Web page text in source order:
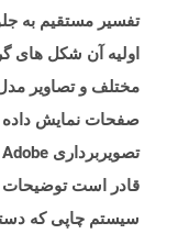
تفسیر مستقیم به
اولیه آن شکل های
مختلف و تصاویر
صفحات نمایش داده
قادر است توضیحات
سیستم چاپی که